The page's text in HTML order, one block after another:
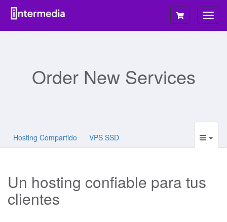
Order New Services
Hosting Compartido VPS SSD
Un hosting confiable para tus
clientes